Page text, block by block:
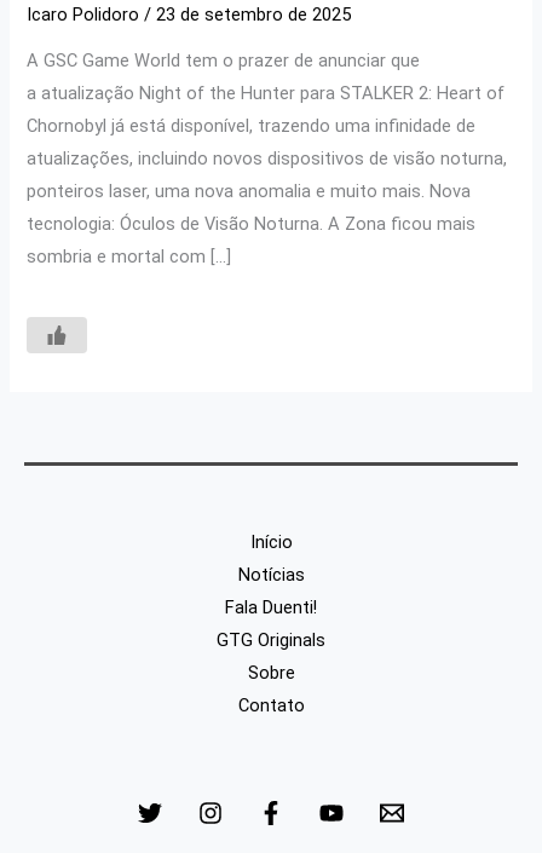
Icaro Polidoro/23 de setembro de 2025
A GSC Game World tem o prazer de anunciar que
a atualização Night of the Hunter para STALKER 2: Heart of
Chornobyl já está disponível, trazendo uma infinidade de
atualizações, incluindo novos dispositivos de visão noturna,
ponteiros laser, uma nova anomalia e muito mais. Nova
tecnologia: Óculos de Visão Noturna. A Zona ficou mais
sombria e mortal com […]
Início
Notícias
Fala Duenti!
GTG Originals
Sobre
Contato